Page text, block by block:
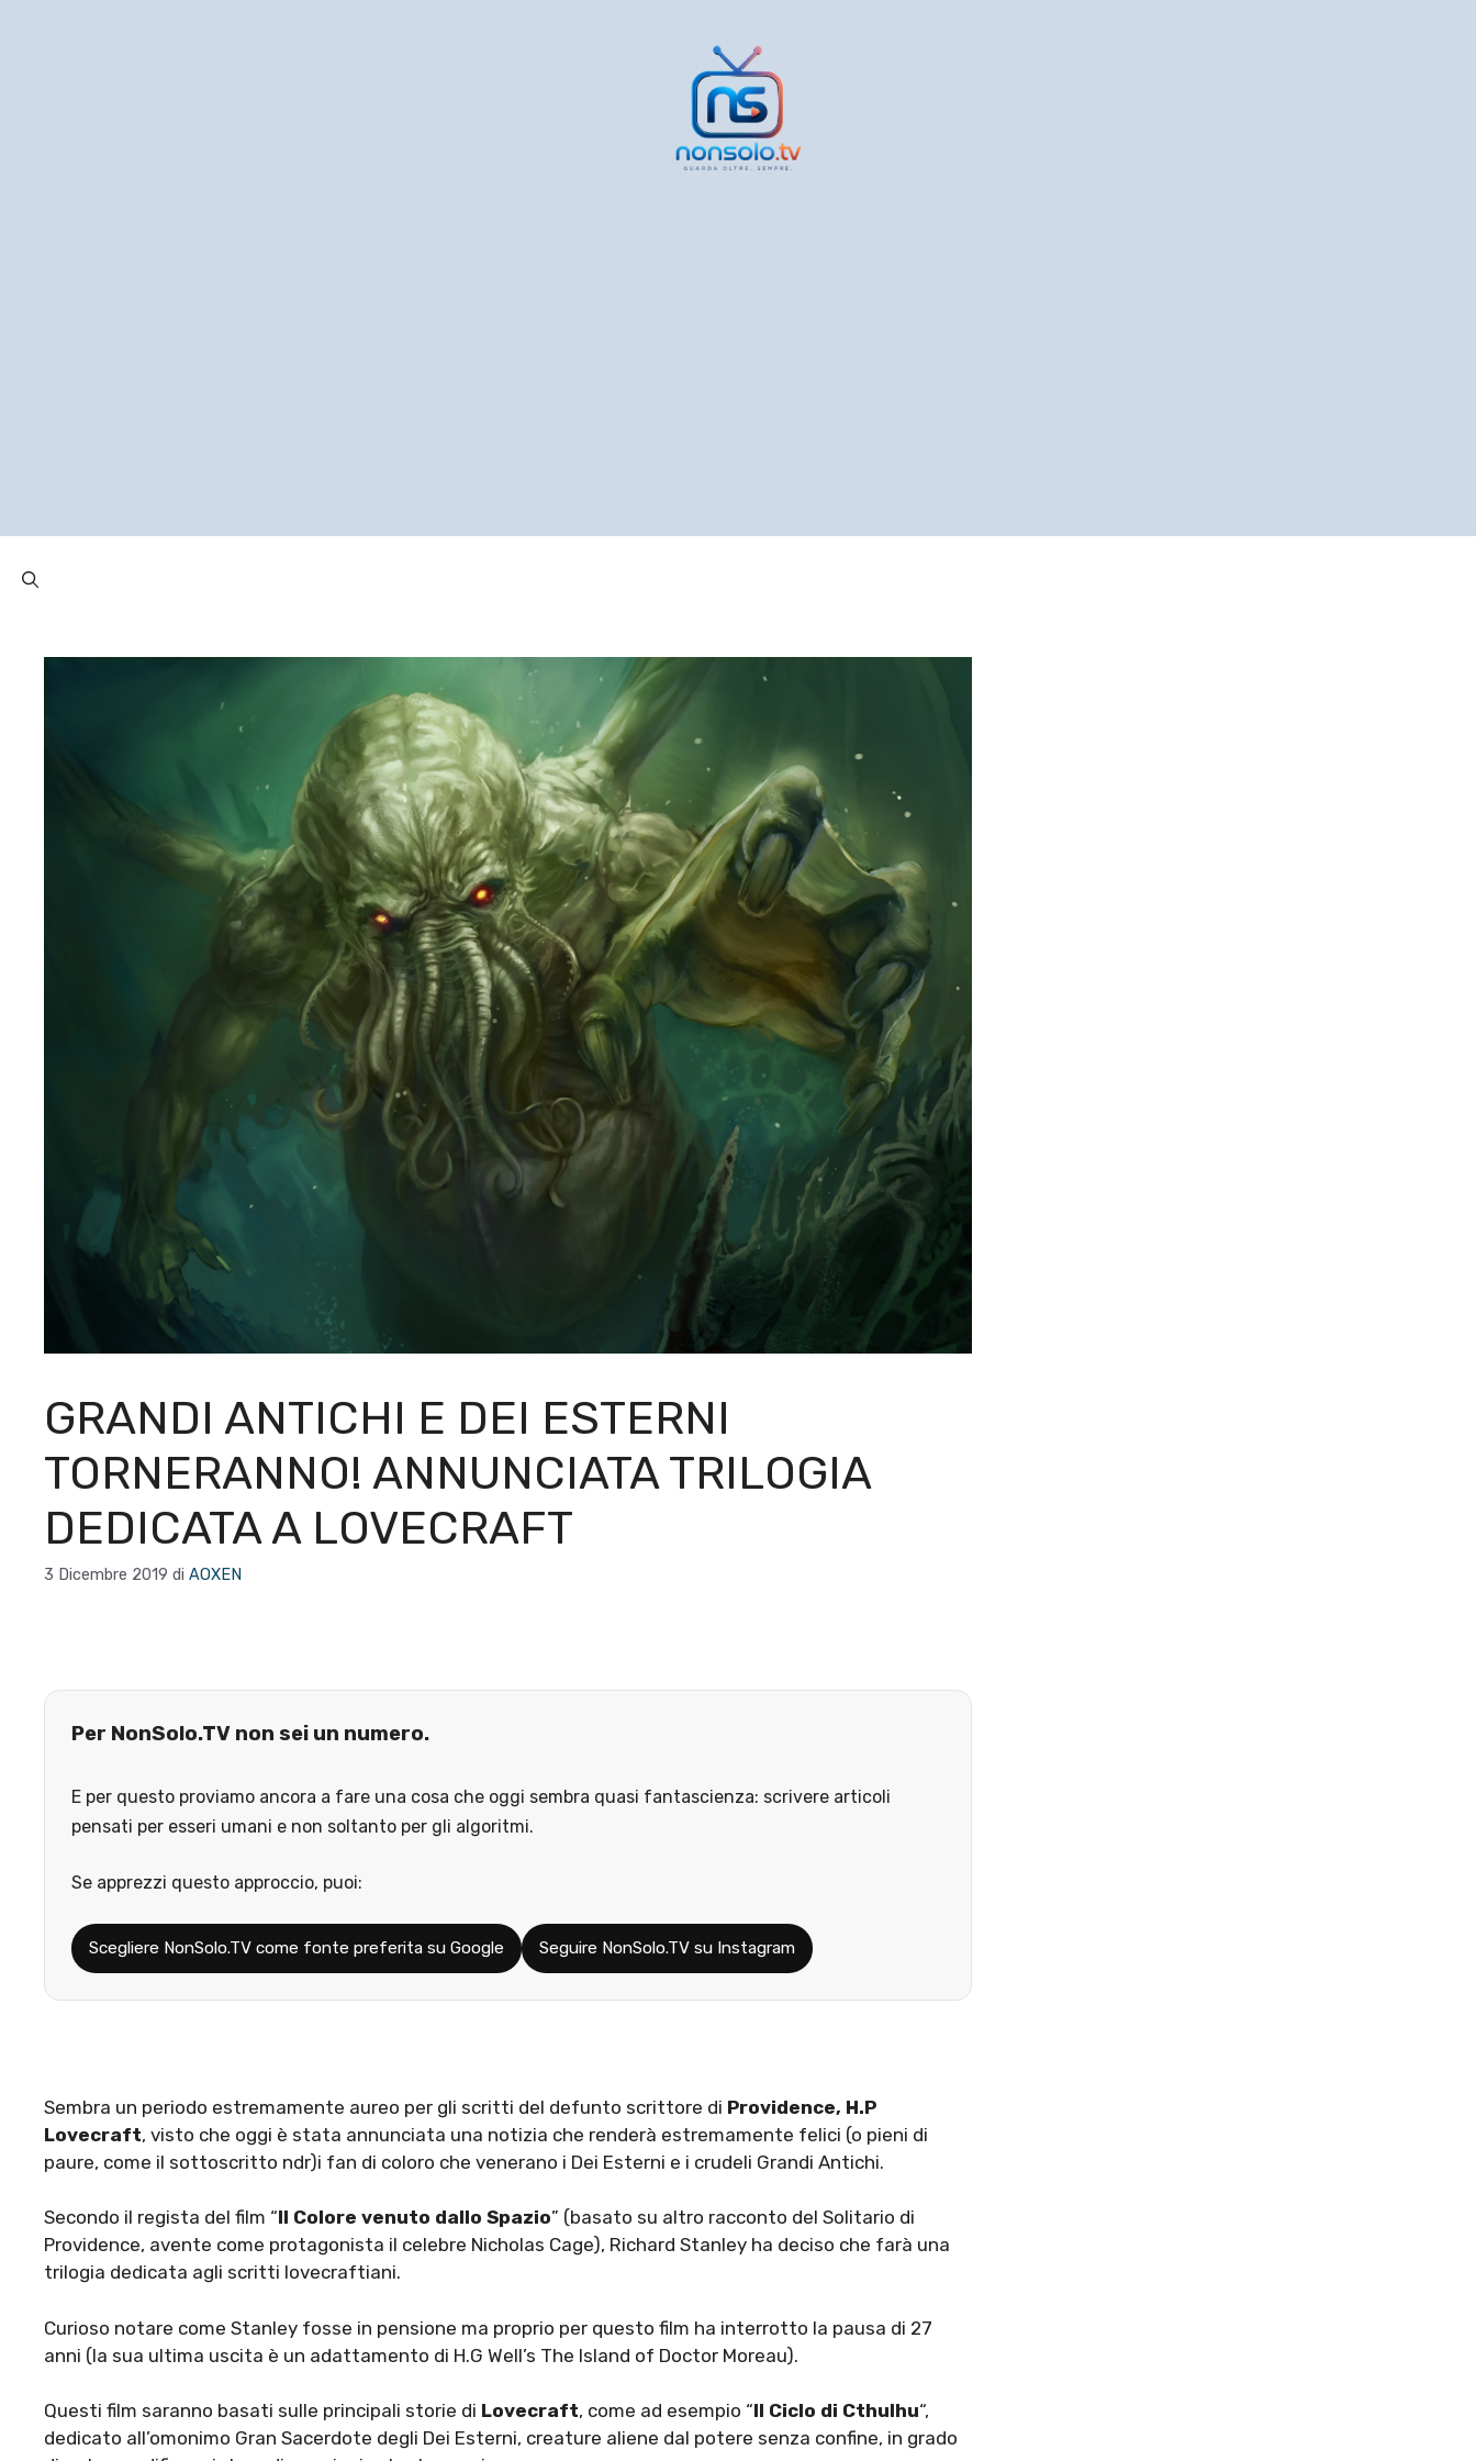
GRANDI ANTICHI E DEI ESTERNI
TORNERANNO! ANNUNCIATA TRILOGIA
DEDICATA A LOVECRAFT
3 Dicembre 2019 di AOXEN
Per NonSolo.TV non sei un numero.
E per questo proviamo ancora a fare una cosa che oggi sembra quasi fantascienza: scrivere articoli
pensati per esseri umani e non soltanto per gli algoritmi.
Se apprezzi questo approccio, puoi:
Scegliere NonSolo.TV come fonte preferita su Google Seguire NonSolo.TV su Instagram
Sembra un periodo estremamente aureo per gli scritti del defunto scrittore di Providence, H.P
Lovecraft, visto che oggi è stata annunciata una notizia che renderà estremamente felici (o pieni di
paure, come il sottoscritto ndr)i fan di coloro che venerano i Dei Esterni e i crudeli Grandi Antichi.
Secondo il regista del film “Il Colore venuto dallo Spazio” (basato su altro racconto del Solitario di
Providence, avente come protagonista il celebre Nicholas Cage), Richard Stanley ha deciso che farà una
trilogia dedicata agli scritti lovecraftiani.
Curioso notare come Stanley fosse in pensione ma proprio per questo film ha interrotto la pausa di 27
anni (la sua ultima uscita è un adattamento di H.G Well’s The Island of Doctor Moreau).
Questi film saranno basati sulle principali storie di Lovecraft, come ad esempio “Il Ciclo di Cthulhu“,
dedicato all’omonimo Gran Sacerdote degli Dei Esterni, creature aliene dal potere senza confine, in grado